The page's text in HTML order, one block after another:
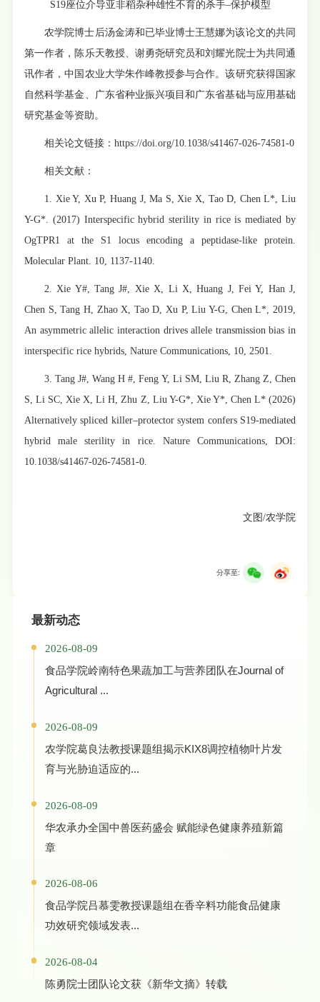
S19座位介导亚非稻杂种雄性不育的杀手–保护模型
农学院博士后汤金涛和已毕业博士王慧娜为该论文的共同
第一作者，陈乐天教授、谢勇尧研究员和刘耀光院士为共同通
讯作者，中国农业大学朱作峰教授参与合作。该研究获得国家
自然科学基金、广东省种业振兴项目和广东省基础与应用基础
研究基金等资助。
相关论文链接：https://doi.org/10.1038/s41467-026-74581-0
相关文献：
1. Xie Y, Xu P, Huang J, Ma S, Xie X, Tao D, Chen L*, Liu
Y-G*. (2017) Interspecific hybrid sterility in rice is mediated by
OgTPR1 at the S1 locus encoding a peptidase-like protein.
Molecular Plant. 10, 1137-1140.
2. Xie Y#, Tang J#, Xie X, Li X, Huang J, Fei Y, Han J,
Chen S, Tang H, Zhao X, Tao D, Xu P, Liu Y-G, Chen L*, 2019,
An asymmetric allelic interaction drives allele transmission bias in
interspecific rice hybrids, Nature Communications, 10, 2501.
3. Tang J#, Wang H #, Feng Y, Li SM, Liu R, Zhang Z, Chen
S, Li SC, Xie X, Li H, Zhu Z, Liu Y-G*, Xie Y*, Chen L* (2026)
Alternatively spliced killer–protector system confers S19-mediated
hybrid male sterility in rice. Nature Communications, DOI:
10.1038/s41467-026-74581-0.
文图/农学院
分享至:
最新动态
2026-08-09
食品学院岭南特色果蔬加工与营养团队在Journal of
Agricultural ...
2026-08-09
农学院葛良法教授课题组揭示KIX8调控植物叶片发
育与光胁迫适应的...
2026-08-09
华农承办全国中兽医药盛会 赋能绿色健康养殖新篇
章
2026-08-06
食品学院吕慕雯教授课题组在香辛料功能食品健康
功效研究领域发表...
2026-08-04
陈勇院士团队论文获《新华文摘》转载